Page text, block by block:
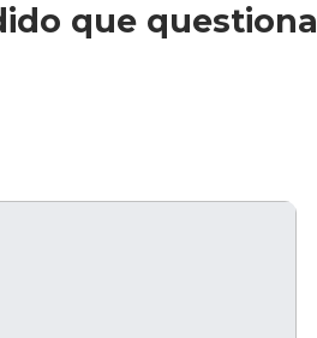
que questiona